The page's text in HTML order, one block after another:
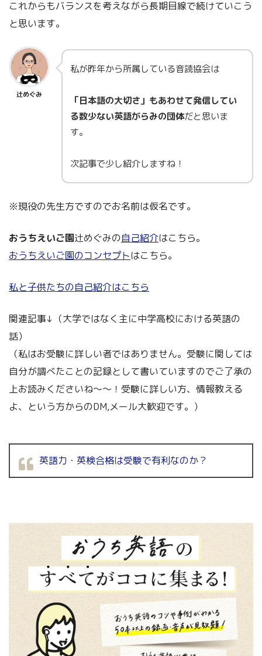
これからもバランスを考えながら長期目線で続けていこう
と思います。
辻めぐみ
私が昨年から所属している音読協会は
「日本語の大切さ」もあわせて発信してい
る数少ない英語がらみの団体だと思いま
す。
次記事で少し紹介しますね！
※現役の先生方ですのでお名前は仮名です。
おうちえいご園辻めぐみの自己紹介はこちら。
おうちえいご園のコンセプトはこちら。
私と子供たちの自己紹介はこちら
関連記事↓（大学ではなく主に中学高校における英語の
話）
（私はお受験に詳しい者ではありません。受験に関しては
自分が調べたことの記録として書いていますのでご了承の
上お読みくださいね～～！受験に詳しい方、情報教える
よ、という方からのDM,メール大歓迎です。）
英語力・英検合格は受験で有利なのか？